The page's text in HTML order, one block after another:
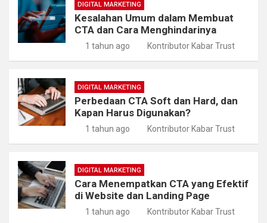
DIGITAL MARKETING
Kesalahan Umum dalam Membuat
CTA dan Cara Menghindarinya
1 tahun ago Kontributor Kabar Trust
DIGITAL MARKETING
Perbedaan CTA Soft dan Hard, dan
Kapan Harus Digunakan?
1 tahun ago Kontributor Kabar Trust
DIGITAL MARKETING
Cara Menempatkan CTA yang Efektif
di Website dan Landing Page
1 tahun ago Kontributor Kabar Trust